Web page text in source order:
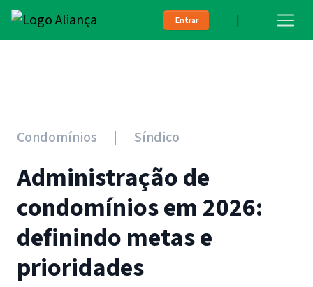
Entrar |
Condomínios Síndico
Administração de
condomínios em 2026:
definindo metas e
prioridades